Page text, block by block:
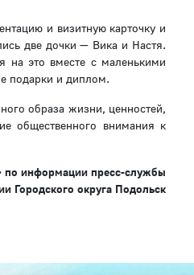
и визитную карточку и
две дочки — Вика и Настя.
на это вместе с маленькими
подарки и диплом.
образа жизни, ценностей,
общественного внимания к
информации пресс-службы
Городского округа Подольск